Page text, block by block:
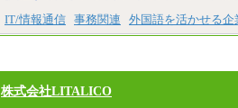
IT/情報通信 事務関連 外国語を活かせる企
株式会社LITALICO